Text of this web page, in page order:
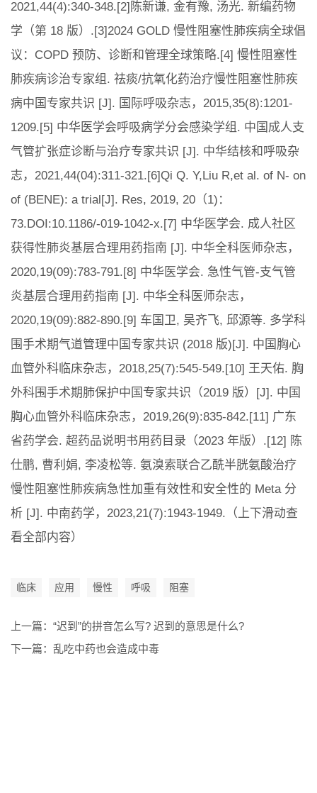
2021,44(4):340-348.[2]陈新谦, 金有豫, 汤光. 新编药物
学（第 18 版）.[3]2024 GOLD 慢性阻塞性肺疾病全球倡
议：COPD 预防、诊断和管理全球策略.[4] 慢性阻塞性
肺疾病诊治专家组. 祛痰/抗氧化药治疗慢性阻塞性肺疾
病中国专家共识 [J]. 国际呼吸杂志，2015,35(8):1201-
1209.[5] 中华医学会呼吸病学分会感染学组. 中国成人支
气管扩张症诊断与治疗专家共识 [J]. 中华结核和呼吸杂
志，2021,44(04):311-321.[6]Qi Q. Y,Liu R,et al. of N- on
of (BENE): a trial[J]. Res, 2019, 20（1)：
73.DOI:10.1186/-019-1042-x.[7] 中华医学会. 成人社区
获得性肺炎基层合理用药指南 [J]. 中华全科医师杂志，
2020,19(09):783-791.[8] 中华医学会. 急性气管-支气管
炎基层合理用药指南 [J]. 中华全科医师杂志，
2020,19(09):882-890.[9] 车国卫, 吴齐飞, 邱源等. 多学科
围手术期气道管理中国专家共识 (2018 版)[J]. 中国胸心
血管外科临床杂志，2018,25(7):545-549.[10] 王天佑. 胸
外科围手术期肺保护中国专家共识（2019 版）[J]. 中国
胸心血管外科临床杂志，2019,26(9):835-842.[11] 广东
省药学会. 超药品说明书用药目录（2023 年版）.[12] 陈
仕鹏, 曹利娟, 李凌松等. 氨溴索联合乙酰半胱氨酸治疗
慢性阻塞性肺疾病急性加重有效性和安全性的 Meta 分
析 [J]. 中南药学，2023,21(7):1943-1949.（上下滑动查
看全部内容）
临床 应用 慢性 呼吸 阻塞
上一篇： “迟到”的拼音怎么写? 迟到的意思是什么?
下一篇： 乱吃中药也会造成中毒